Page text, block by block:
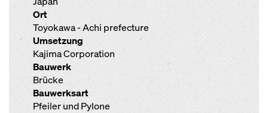
Ort
Toyokawa - Achi prefecture
Umsetzung
Kajima Corporation
Bauwerk
Brücke
Bauwerksart
Pfeiler und Pylone